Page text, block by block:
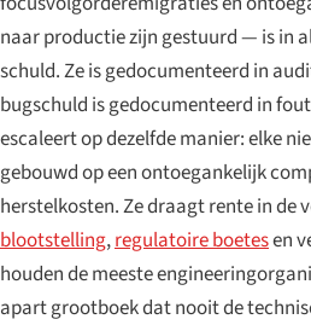
naar productie zijn gestuurd — is in
schuld. Ze is gedocumenteerd in
bugschuld is gedocumenteerd in
escaleert op dezelfde manier: elke
gebouwd op een ontoegankelijk
herstelkosten. Ze draagt rente in de
blootstelling,regulatoire boetesen
houden de meeste
apart grootboek dat nooit de